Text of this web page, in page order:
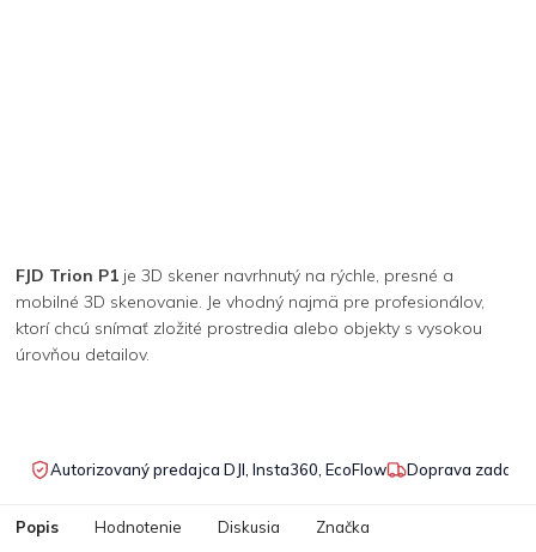
FJD Trion P1 je 3D skener navrhnutý na rýchle, presné a
mobilné 3D skenovanie. Je vhodný najmä pre profesionálov,
ktorí chcú snímať zložité prostredia alebo objekty s vysokou
úrovňou detailov.
Autorizovaný predajca DJI, Insta360, EcoFlow Doprava
Popis Hodnotenie Diskusia Značka